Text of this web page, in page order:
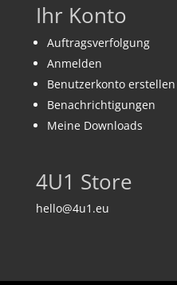
Ihr Konto
Auftragsverfolgung
Anmelden
Benutzerkonto erstellen
Benachrichtigungen
Meine Downloads
4U1 Store
hello@4u1.eu